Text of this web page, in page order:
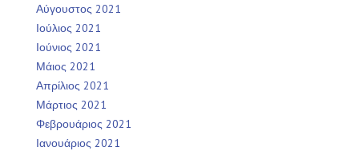
Αύγουστος 2021
Ιούλιος 2021
Ιούνιος 2021
Μάιος 2021
Απρίλιος 2021
Μάρτιος 2021
Φεβρουάριος 2021
Ιανουάριος 2021